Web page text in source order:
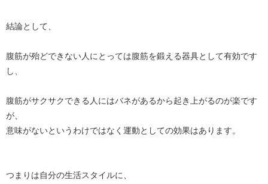
結論として、
腹筋が殆どできない人にとっては腹筋を鍛える器具として有効です
し、
腹筋がサクサクできる人にはバネがあるから起き上がるのが楽です
が、
意味がないというわけではなく運動としての効果はあります。
つまりは自分の生活スタイルに、